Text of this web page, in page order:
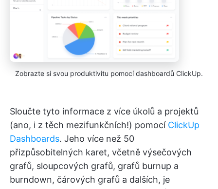
Zobrazte si svou produktivitu pomocí dashboardů ClickUp.
Sloučte tyto informace z více úkolů a projektů
(ano, i z těch mezifunkčních!) pomocí ClickUp
Dashboards. Jeho více než 50
přizpůsobitelných karet, včetně výsečových
grafů, sloupcových grafů, grafů burnup a
burndown, čárových grafů a dalších, je